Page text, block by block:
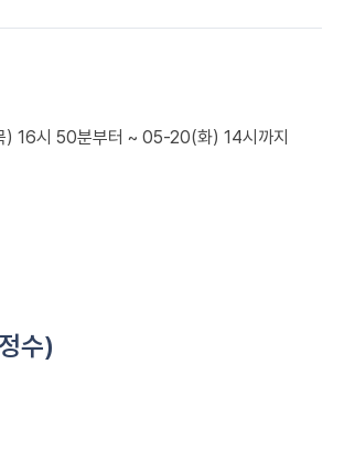
시 50분부터 ~ 05-20(화) 14시까지
수)